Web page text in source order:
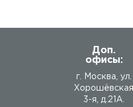
Доп.
офисы:
г. Москва, ул.
Хорошёвская
3-я, д.21А.